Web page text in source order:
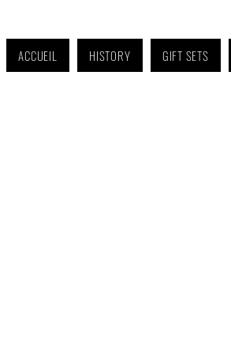
ACCUEIL HISTORY GIFT SETS